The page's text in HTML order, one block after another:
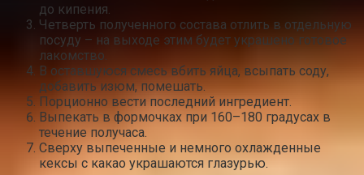
до кипения.
Четверть полученного состава отлить в отдельную
посуду – на выходе этим будет украшено готовое
лакомство.
В оставшуюся смесь вбить яйца, всыпать соду,
добавить изюм, помешать.
Порционно вести последний ингредиент.
Выпекать в формочках при 160–180 градусах в
течение получаса.
Сверху выпеченные и немного охлажденные
кексы с какао украшаются глазурью.